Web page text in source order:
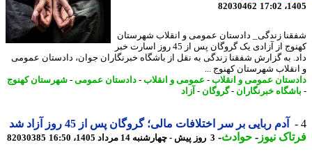
82030462
زندگی_ دادستان عمومی و انقلاب شهرستان
کهنوج از آزادی یک گروگان پس از 45 روز اسارت خبر
به گزارش شفقنا زندگی به نقل از باشگاه خبرنگاران جوان، دادستان عمومی
شهرستان کهنوج ...
عمومی و انقلاب-عمومی و انقلاب-دادستان عمومی-شهرستان کهنوج
خبرنگاران- گروگان-آزاد
آدم ربایی بر سر اختلافات مالی؛ گروگان پس از 45 روز آزاد شد
نیوز-حوادث -3 روز پیش - چهارشنبه 14 مرداد 1405، 16:50 82030385